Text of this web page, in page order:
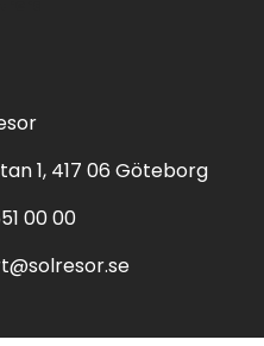
1, 417 06 Göteborg
00 00